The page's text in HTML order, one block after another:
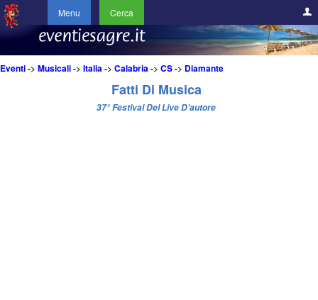
Menu Cerca
Eventi-> Musicali-> Italia-> Calabria-> CS-> Diamante
Fatti Di Musica
37° Festival Del Live D’autore